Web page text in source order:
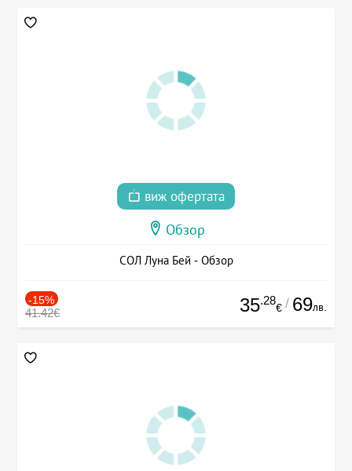
виж офертата
Обзор
СОЛ Луна Бей - Обзор
-15%
41.42€ 35.28
€ / 69лв.